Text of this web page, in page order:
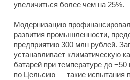
увеличиться более чем на 25%.
Модернизацию
развития промышленности,
предприятию 300 млн рублей.
устанавливает климатическую
батарей при температуре до −50
по Цельсию — такие испытания